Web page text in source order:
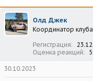
к
ц
и
и
Олд Джек
Координатор клуба
Регистрация
Оценка реакций
30.10.2023